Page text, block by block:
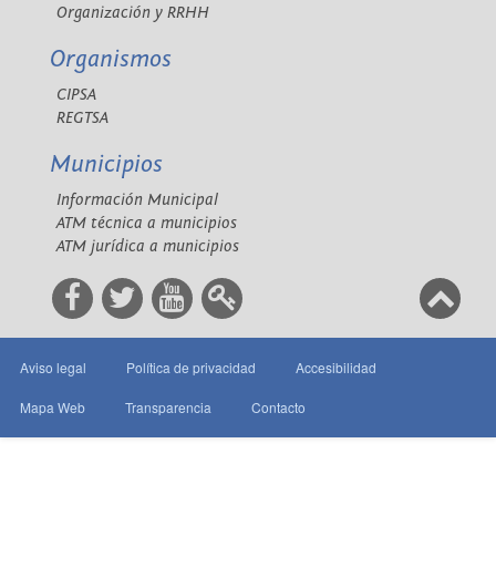
Organización y RRHH
Organismos
CIPSA
REGTSA
Municipios
Información Municipal
ATM técnica a municipios
ATM jurídica a municipios
Aviso legal Política de privacidad Accesibilidad
Mapa Web Transparencia Contacto